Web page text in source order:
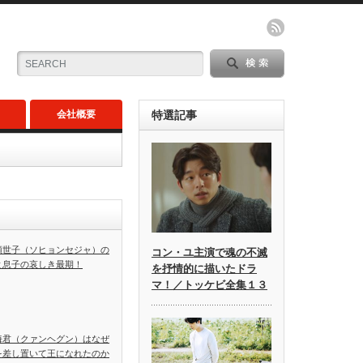
会社概要
世子（ソヒョンセジャ）の
息子の哀しき最期！
君（クァンヘグン）はなぜ
差し置いて王になれたのか
特選記事
コン・ユ主演で魂の不滅
を抒情的に描いたドラ
マ！／トッケビ全集１３